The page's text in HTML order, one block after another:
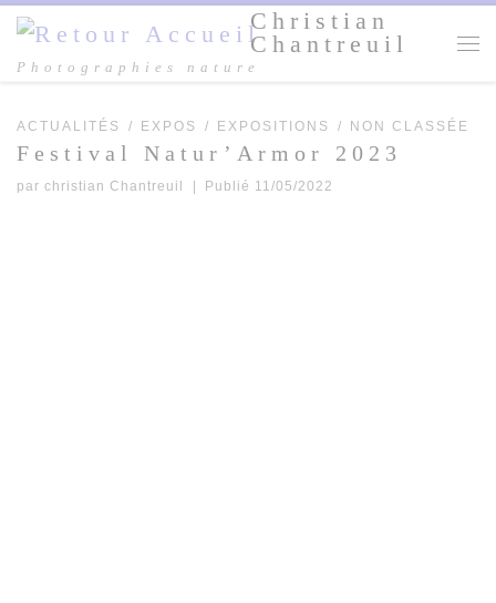
Passer au contenu
Christian
Chantreuil
Photographies nature
ACTUALITÉS EXPOS EXPOSITIONS NON CLASSÉE
Festival Natur’Armor 2023
par christian Chantreuil Publié 11/05/2022